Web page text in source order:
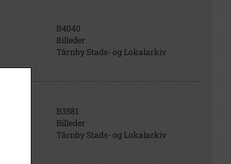
B4040
Billeder
Tårnby Stads- og Lokalarkiv
B3581
Billeder
Tårnby Stads- og Lokalarkiv